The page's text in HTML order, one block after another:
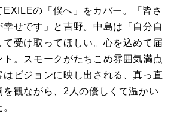
EXILEの「僕へ」をカバー。「皆さ
幸せです」と吉野。中島は「自分自
受け取ってほしい。心を込めて届
ト。スモークがたちこめ雰囲気満点
ビジョンに映し出される、真っ直
を観ながら、2人の優しくて温かい